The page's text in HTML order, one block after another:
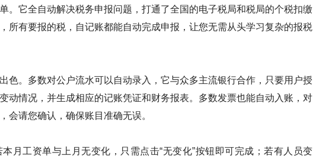
。它全自动解决税务申报问题，打通了全国的电子税局和税局的个税扣缴
所有要报的税，自记账都能自动完成申报，让您无需从头学习复杂的报税
色。多数对公户流水可以自动录入，它与众多主流银行合作，只要用户授
动情况，并生成相应的记账凭证和财务报表。多数发票也能自动入账，对
会请您确认，确保账目准确无误。
月工资单与上月无变化，只需点击“无变化”按钮即可完成；若有人员变